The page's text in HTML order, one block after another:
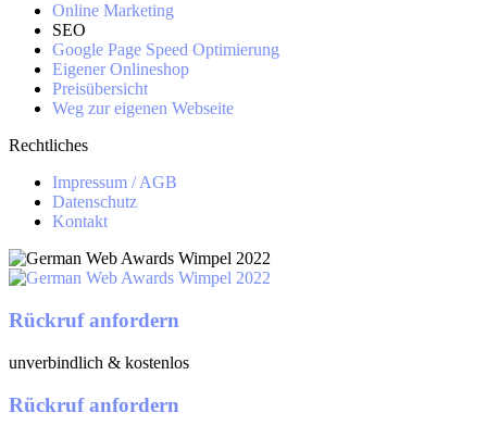
Online Marketing
SEO
Google Page Speed Optimierung
Eigener Onlineshop
Preisübersicht
Weg zur eigenen Webseite
Rechtliches
Impressum / AGB
Datenschutz
Kontakt
Rückruf anfordern
unverbindlich & kostenlos
Rückruf anfordern